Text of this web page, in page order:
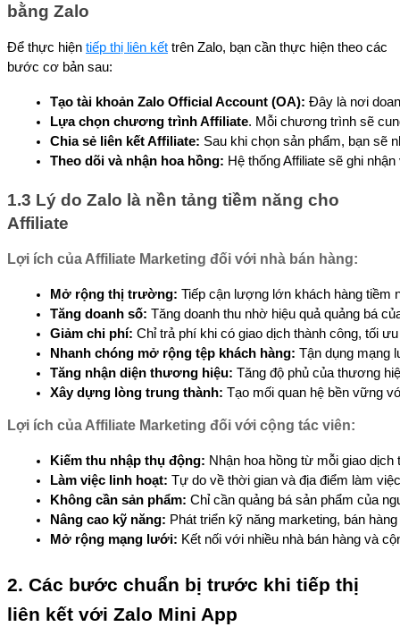
bằng Zalo
Để thực hiện tiếp thị liên kết trên Zalo, bạn cần thực hiện theo các
bước cơ bản sau:
Tạo tài khoản Zalo Official Account (OA): Đây là nơi
Lựa chọn chương trình Affiliate. Mỗi chương trình sẽ
Chia sẻ liên kết Affiliate: Sau khi chọn sản phẩm, bạn sẽ
Theo dõi và nhận hoa hồng: Hệ thống Affiliate sẽ ghi
1.3 Lý do Zalo là nền tảng tiềm năng cho
Affiliate
Lợi ích của Affiliate Marketing đối với nhà bán hàng:
Mở rộng thị trường: Tiếp cận lượng lớn khách hàng tiềm
Tăng doanh số: Tăng doanh thu nhờ hiệu quả quảng bá
Giảm chi phí: Chỉ trả phí khi có giao dịch thành công, tối
Nhanh chóng mở rộng tệp khách hàng: Tận dụng mạng
Tăng nhận diện thương hiệu: Tăng độ phủ của thương
Xây dựng lòng trung thành: Tạo mối quan hệ bền vững
Lợi ích của Affiliate Marketing đối với cộng tác viên:
Kiếm thu nhập thụ động: Nhận hoa hồng từ mỗi giao dịch
Làm việc linh hoạt: Tự do về thời gian và địa điểm làm
Không cần sản phẩm: Chỉ cần quảng bá sản phẩm của
Nâng cao kỹ năng: Phát triển kỹ năng marketing, bán
Mở rộng mạng lưới: Kết nối với nhiều nhà bán hàng và
2. Các bước chuẩn bị trước khi tiếp thị
liên kết với Zalo Mini App